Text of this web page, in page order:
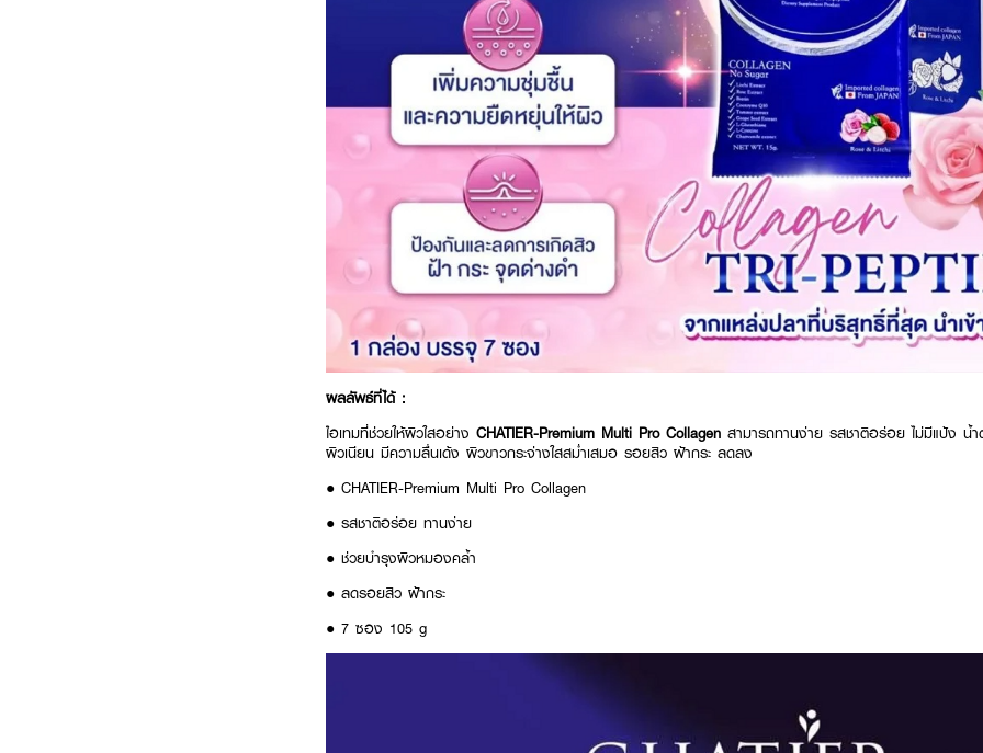
ผลลัพธ์ที่ได้ :
ไอเทมที่ช่วยให้ผิวใสอย่าง CHATIER-Premium Multi Pro Collagen สามารถทานง่าย รสชาติอร่อย ไม่มีแป้ง น้ำ
ผิวเนียน มีความลื่นเด้ง ผิวขาวกระจ่างใสสม่ำเสมอ รอยสิว ฝ้ากระ ลดลง
● CHATIER-Premium Multi Pro Collagen
● รสชาติอร่อย ทานง่าย
● ช่วยบำรุงผิวหมองคล้ำ
● ลดรอยสิว ฝ้ากระ
● 7 ซอง 105 g